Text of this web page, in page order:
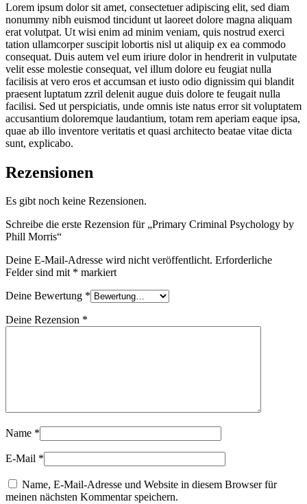
Lorem ipsum dolor sit amet, consectetuer adipiscing elit, sed diam
nonummy nibh euismod tincidunt ut laoreet dolore magna aliquam
erat volutpat. Ut wisi enim ad minim veniam, quis nostrud exerci
tation ullamcorper suscipit lobortis nisl ut aliquip ex ea commodo
consequat. Duis autem vel eum iriure dolor in hendrerit in vulputate
velit esse molestie consequat, vel illum dolore eu feugiat nulla
facilisis at vero eros et accumsan et iusto odio dignissim qui blandit
praesent luptatum zzril delenit augue duis dolore te feugait nulla
facilisi. Sed ut perspiciatis, unde omnis iste natus error sit voluptatem
accusantium doloremque laudantium, totam rem aperiam eaque ipsa,
quae ab illo inventore veritatis et quasi architecto beatae vitae dicta
sunt, explicabo.
Rezensionen
Es gibt noch keine Rezensionen.
Schreibe die erste Rezension für „Primary Criminal Psychology by
Phill Morris“
Deine E-Mail-Adresse wird nicht veröffentlicht. Erforderliche
Felder sind mit * markiert
Deine Bewertung *
Deine Rezension *
Name *
E-Mail *
Name, E-Mail-Adresse und Website in diesem Browser für
meinen nächsten Kommentar speichern.